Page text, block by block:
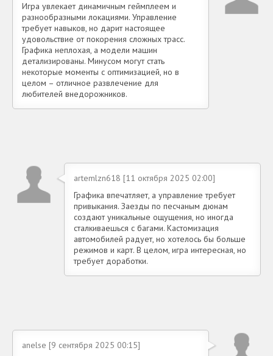
Игра увлекает динамичным геймплеем и
разнообразными локациями. Управление
требует навыков, но дарит настоящее
удовольствие от покорения сложных трасс.
Графика неплохая, а модели машин
детализированы. Минусом могут стать
некоторые моменты с оптимизацией, но в
целом – отличное развлечение для
любителей внедорожников.
artemlzn618 [11 октября 2025 02:00]
Графика впечатляет, а управление требует
привыкания. Заезды по песчаным дюнам
создают уникальные ощущения, но иногда
сталкиваешься с багами. Кастомизация
автомобилей радует, но хотелось бы больше
режимов и карт. В целом, игра интересная, но
требует доработки.
anelse [9 сентября 2025 00:15]